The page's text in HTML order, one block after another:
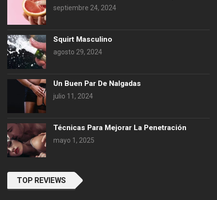
septiembre 24, 2024
Squirt Masculino
agosto 29, 2024
Un Buen Par De Nalgadas
julio 11, 2024
Técnicas Para Mejorar La Penetración
mayo 1, 2025
TOP REVIEWS